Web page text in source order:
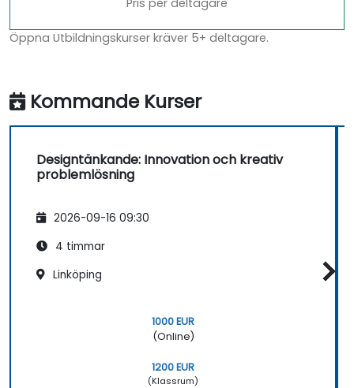
Pris per deltagare
Öppna Utbildningskurser kräver 5+ deltagare.
Kommande Kurser
Designtänkande: Innovation och kreativ
problemlösning
2026-09-16 09:30
4 timmar
Linköping
1000 EUR
(Online)
1200 EUR
(Klassrum)